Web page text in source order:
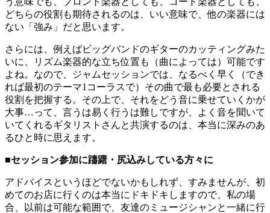
どちらの役割も期待されるのは、いい意味で、他の楽器には
ない「強み」だと思います。
さらには、例えばビッグバンドのギターのカッティングみた
いに、リズム楽器的な立ち位置も（曲によっては）可能です
よね。なので、ジャムセッションでは、なるべく早く（でき
れば最初のテーマ1コーラスで）その曲で最も必要とされる
役割を把握する。その上で、それをどう音に乗せていくかが
大事…って、言うは易く行うは難しですが、よく音を聞いて
いてくれるギタリストさんと共演するのは、本当に深みのあ
るひと時に思えます。
■セッション参加に躊躇・尻込みしている方々に
アドバイスというほどでないかもしれず、すみませんが、初
めてのお店に行くのは本当にドキドキしますので、私の場
合、以前は可能な範囲で、友達のミュージシャンと一緒に行